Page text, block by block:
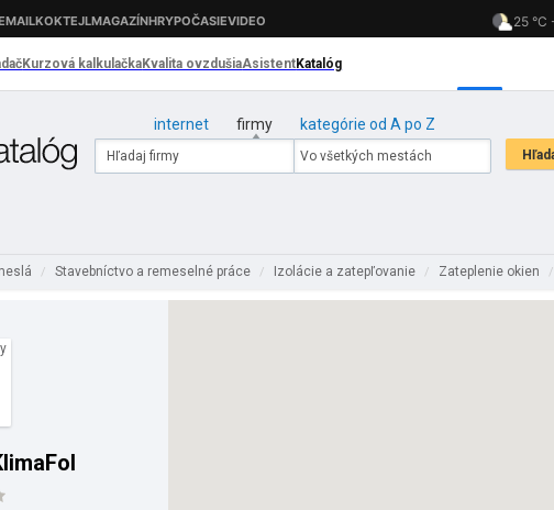
internet firmy kategórie od A po Z
/ Stavebníctvo a remeselné práce / Izolácie a zatepľovanie / Zateplenie okien /